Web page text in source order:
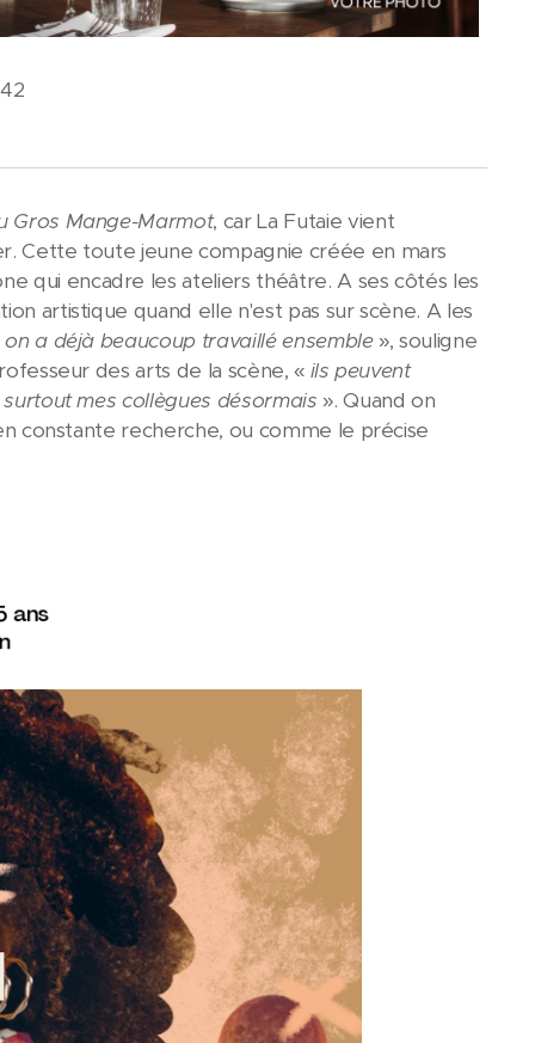
Gros Mange-Marmot, car La Futaie vient
Cette toute jeune compagnie créée en mars
qui encadre les ateliers théâtre. A ses côtés les
artistique quand elle n'est pas sur scène. A les
on a déjà beaucoup travaillé ensemble», souligne
des arts de la scène, « ils peuvent
mes collègues désormais ». Quand on
constante recherche, ou comme le précise